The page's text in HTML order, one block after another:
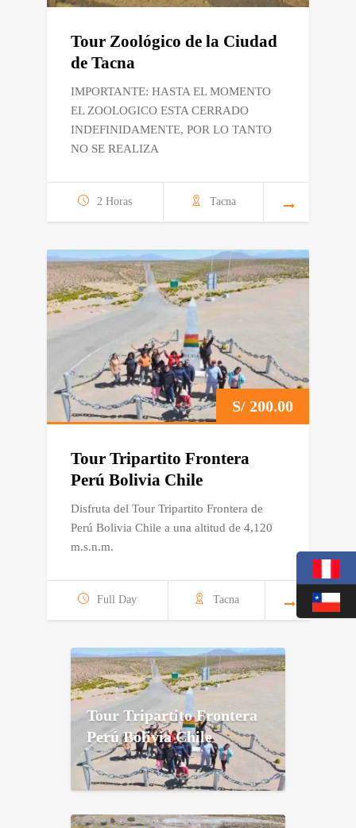
Tour Zoológico de la Ciudad
de Tacna
IMPORTANTE: HASTA EL MOMENTO
EL ZOOLOGICO ESTA CERRADO
INDEFINIDAMENTE, POR LO TANTO
NO SE REALIZA
2 Horas Tacna
S/ 200.00
Tour Tripartito Frontera
Perú Bolivia Chile
Disfruta del Tour Tripartito Frontera de
Perú Bolivia Chile a una altitud de 4,120
m.s.n.m.
Full Day Tacna
Tour Tripartito Frontera
Perú Bolivia Chile